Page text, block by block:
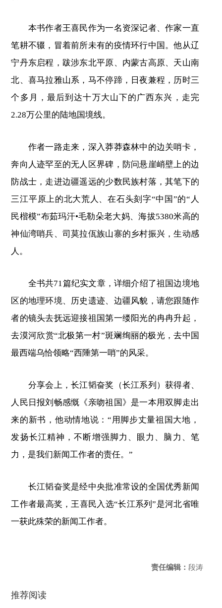
本书作者王喜民作为一名资深记者、作家一直
笔耕不辍，冒着前所未有的疫情环行中国。他从辽
宁丹东启程，跋涉东北平原、内蒙古高原、天山南
北、喜马拉雅山系，马不停蹄，日夜兼程，历时三
个多月，最后到达十万大山下的广西东兴，走完
2.28万公里的陆地国境线。
作者一路走来，深入莽莽森林中的边关哨卡，
奔向人迹罕至的无人区界碑，防问悬崖峭壁上的边
防战士，走进边疆遥远的少数民族村落，其笔下的
三江平原上的北大荒人、在石头刻字“中国”的“人
民楷模”布茹玛汗•毛勒朵老大妈、海拔5380米高的
神仙湾哨兵、司莫拉佤族山寨的乡村振兴，生动感
人。
全书共71篇纪实文章，详细介绍了祖国边境地
区的地理环境、历史遗迹、边疆风貌，请您跟随作
者的镜头去抚远迎接祖国第一缕阳光的冉冉升起，
去漠河欣赏“北极第一村”斑斓绚丽的极光，去中国
最西端乌恰领略“西陲第一哨”的风采。
分享会上，长江韬奋奖（长江系列）获得者、
人民日报刘畅感慨《亲吻祖国》是一本用双脚走出
来的新书，他动情地说：“用脚步丈量祖国大地，
发扬长江精神，不断增强脚力、眼力、脑力、笔
力，是我们新闻工作者的责任。”
长江韬奋奖是经中央批准常设的全国优秀新闻
工作者最高奖，王喜民入选“长江系列”是河北省唯
一获此殊荣的新闻工作者。
责任编辑： 段涛
推荐阅读